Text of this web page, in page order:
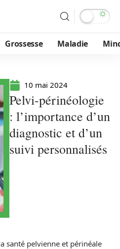
Grossesse Maladie
10 mai 2024
Pelvi-périnéologie
: l’importance d’un
diagnostic et d’un
suivi personnalisés
santé pelvienne et périnéale